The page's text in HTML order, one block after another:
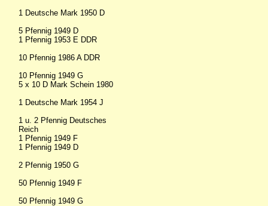
1 Deutsche Mark 1950 D
5 Pfennig 1949 D
1 Pfennig 1953 E DDR
10 Pfennig 1986 A DDR
10 Pfennig 1949 G
5 x 10 D Mark Schein 1980
1 Deutsche Mark 1954 J
1 u. 2 Pfennig Deutsches
Reich
1 Pfennig 1949 F
1 Pfennig 1949 D
2 Pfennig 1950 G
50 Pfennig 1949 F
50 Pfennig 1949 G